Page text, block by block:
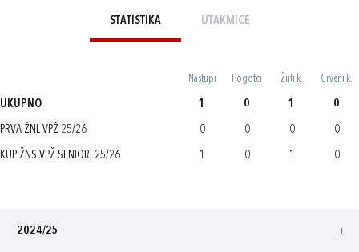
STATISTIKA UTAKMICE
Nastupi Pogotci Žuti k. Crveni k.
UKUPNO 1 0 1 0
PRVA ŽNL VPŽ 25/26 0 0 0 0
KUP ŽNS VPŽ SENIORI 25/26 1 0 1 0
2024/25